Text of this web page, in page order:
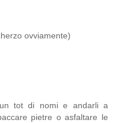
ovviamente)
tot di nomi e andarli a
pietre o asfaltare le